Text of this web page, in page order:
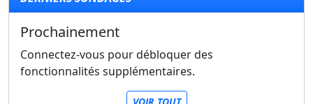
Prochainement
Connectez-vous pour débloquer des
fonctionnalités supplémentaires.
VOIR TOUT